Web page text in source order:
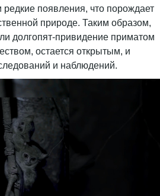
появления, что порождает
природе. Таким образом,
долгопят-привидение приматом
остается открытым, и
и наблюдений.